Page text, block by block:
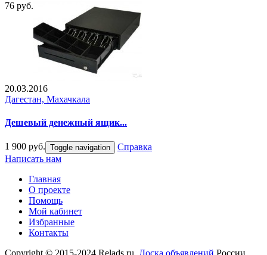
76 руб.
20.03.2016
Дагестан, Махачкала
Дешевый денежный ящик...
1 900 руб. Toggle navigation
Справка
Написать нам
Главная
О проекте
Помощь
Мой кабинет
Избранные
Контакты
Copyright © 2015-2024 Relads.ru.
Доска объявлений России.